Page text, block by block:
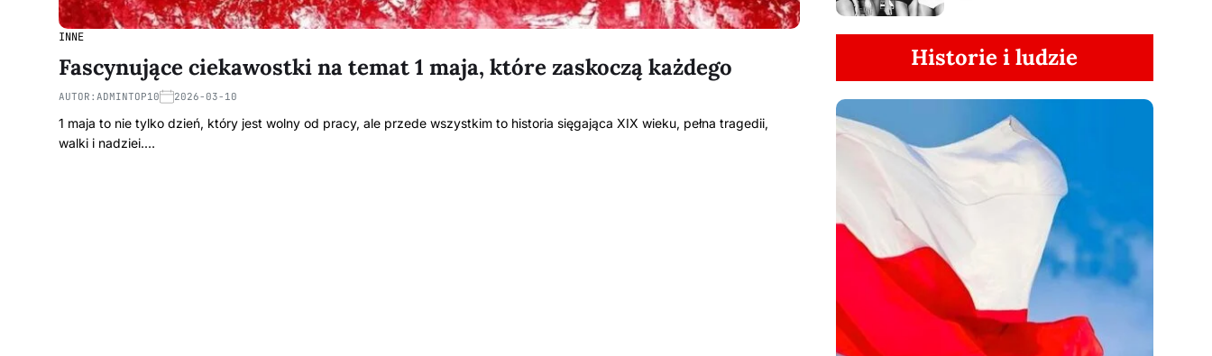
INNE
Fascynujące ciekawostki na temat 1 maja, które zaskoczą każdego
AUTOR: ADMINTOP10 2026-03-10
1 maja to nie tylko dzień, który jest wolny od pracy, ale przede wszystkim to historia sięgająca XIX wieku, pełna tragedii,
walki i nadziei.…
Historie i ludzie